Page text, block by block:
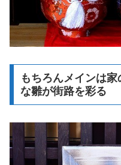
もちろんメインは
な雛が街路を彩る